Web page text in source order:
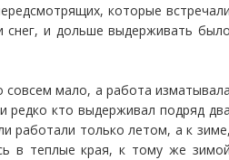
которые
снег, и дольше выдерживать
совсем мало, а работа
редко кто выдерживал подряд
работали только летом, а к
в теплые края, к тому же